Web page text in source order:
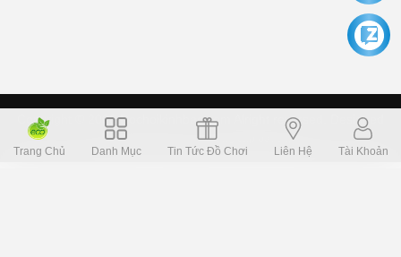
Copyright © 2006 Dochoikinhbac.com Alright reversed. Designed
Dochoikinhbac.vn.cung cấp bởi sapo
Trang Chủ
Danh Mục Tin Tức Đồ Chơi Liên Hệ Tài Khoản